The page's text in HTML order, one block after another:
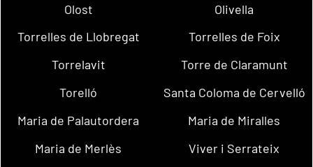
Olost
Olivella
Torrelles de Llobregat
Torrelles de Foix
Torrelavit
Torre de Claramunt
Torelló
Santa Coloma de Cervelló
Maria de Palautordera
Maria de Miralles
Maria de Merlès
Viver i Serrateix